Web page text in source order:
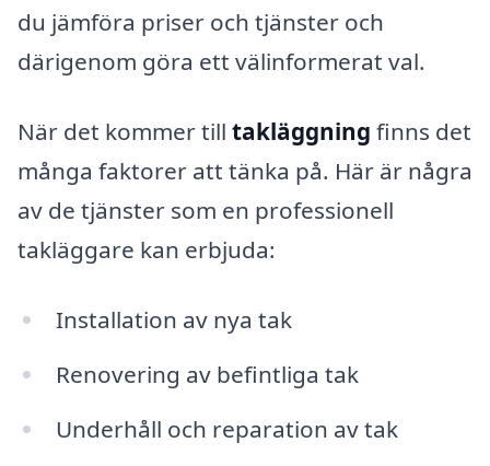
du jämföra priser och tjänster och
därigenom göra ett välinformerat val.
När det kommer till takläggning finns det
många faktorer att tänka på. Här är några
av de tjänster som en professionell
takläggare kan erbjuda:
Installation av nya tak
Renovering av befintliga tak
Underhåll och reparation av tak